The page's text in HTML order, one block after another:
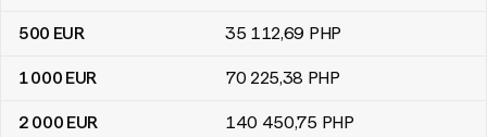
500 EUR 35 112,69 PHP
1 000 EUR 70 225,38 PHP
2 000 EUR 140 450,75 PHP